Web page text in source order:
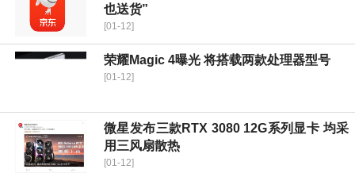
也送货”
[01-12]
荣耀Magic 4曝光 将搭载两款处理器型号
[01-12]
微星发布三款RTX 3080 12G系列显卡 均采
用三风扇散热
[01-12]